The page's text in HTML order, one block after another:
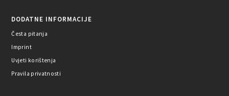
DODATNE INFORMACIJE
Česta pitanja
Imprint
Uvjeti korištenja
Pravila privatnosti